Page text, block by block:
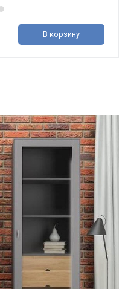
В корзину